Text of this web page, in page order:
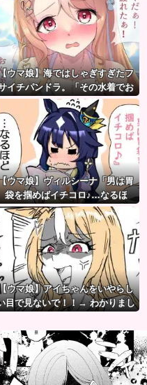
ウマ娘】海ではしゃぎすぎたフ
イチパンドラ。「その水着でお
んぶはマズイ…」
ウマ娘】ヴィルシーナ「男は胃
袋を掴めばイチコロ♪…なるほ
ど。」→ 一方ジェンティルさん
（アカン）
ウマ娘】アイちゃんをいやらし
目で見ないで！！→ わかりまし